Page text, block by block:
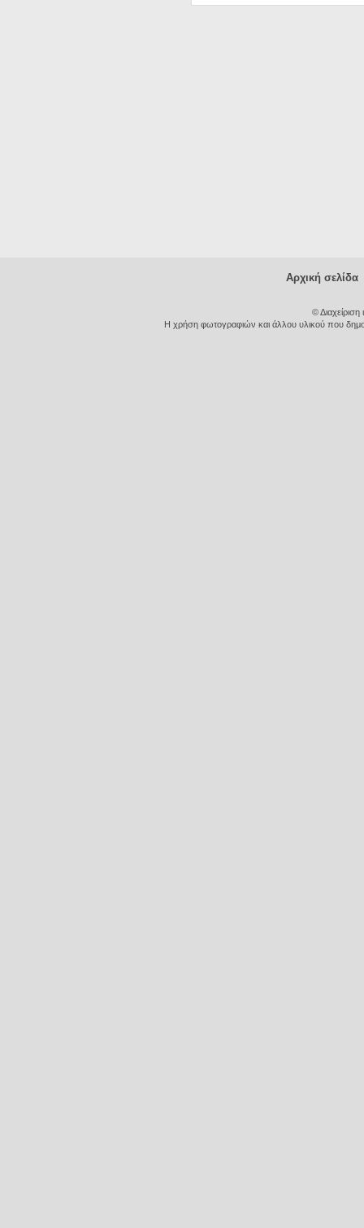
Αρχική σελίδα
©
Η χρήση φωτογραφιών και άλλου υλικού που